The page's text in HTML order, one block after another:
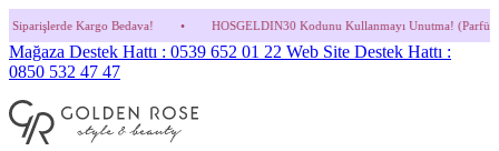
• HOSGELDIN30 Kodunu Kullanmayı Unutma! (Parfüm ve İndirimli
Mağaza Destek Hattı : 0539 652 01 22 Web Site Destek Hattı :
0850 532 47 47